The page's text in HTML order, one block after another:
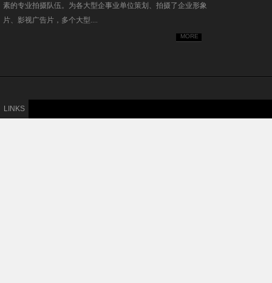
素的专业拍摄队伍。为各大型企事业单位策划、拍摄了企业形象
片、影视广告片，多个大型....
MORE
LINKS